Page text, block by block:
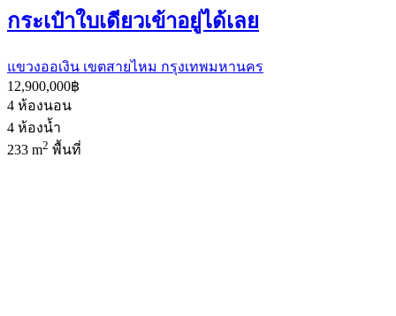
กระเป๋าใบเดียวเข้าอยู่ได้เลย
แขวงออเงิน เขตสายไหม กรุงเทพมหานคร
12,900,000฿
4 ห้องนอน
4 ห้องน้ำ
233 m2 พื้นที่